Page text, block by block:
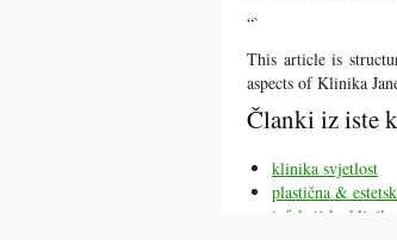
“`
This article is
aspects of Klinika
Članki iz iste
klinika svjetlost
plastična &
infekcijska klinika